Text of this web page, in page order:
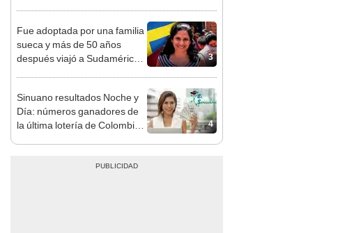
un refugio por 2 horas
3
Fue adoptada por una familia
sueca y más de 50 años
después viajó a Sudamérica
4
Sinuano resultados Noche y
Día: números ganadores de
la última lotería de Colombia